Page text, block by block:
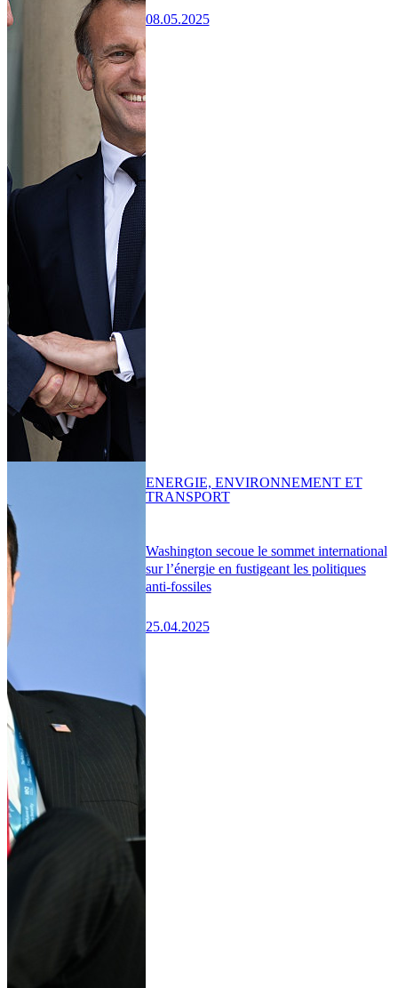
08.05.2025
Washington secoue le sommet international
sur l’énergie en fustigeant les politiques
anti-fossiles
25.04.2025
ENERGIE, ENVIRONNEMENT ET
TRANSPORT